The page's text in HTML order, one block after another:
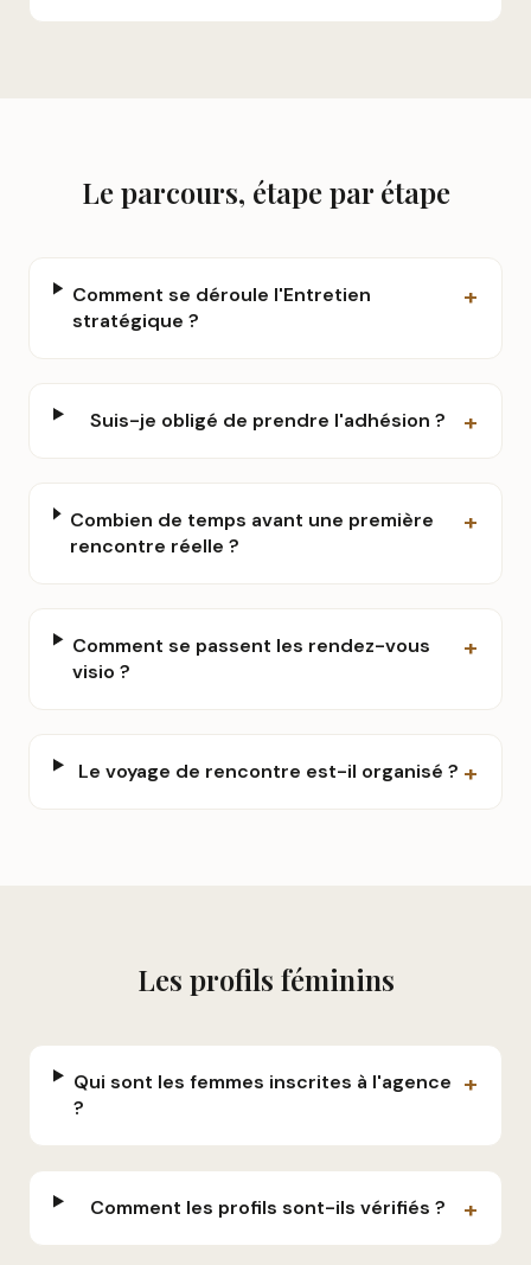
Le parcours, étape par étape
Comment se déroule l'Entretien
stratégique ?
+
Suis-je obligé de prendre l'adhésion ? +
Combien de temps avant une première
rencontre réelle ?
+
Comment se passent les rendez-vous
visio ?
+
Le voyage de rencontre est-il organisé ? +
Les profils féminins
Qui sont les femmes inscrites à l'agence
?
+
Comment les profils sont-ils vérifiés ? +